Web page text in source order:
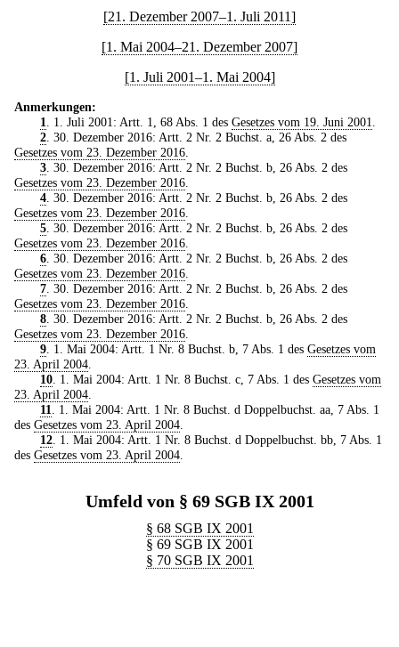
[21. Dezember 2007–1. Juli 2011]
[1. Mai 2004–21. Dezember 2007]
[1. Juli 2001–1. Mai 2004]
Anmerkungen:
1
. 1. Juli 2001: Artt. 1, 68 Abs. 1 des Gesetzes vom 19. Juni 2001
2. 30. Dezember 2016: Artt. 2 Nr. 2 Buchst. a, 26 Abs. 2 des
Gesetzes vom 23. Dezember 2016
3. 30. Dezember 2016: Artt. 2 Nr. 2 Buchst. b, 26 Abs. 2 des
Gesetzes vom 23. Dezember 2016
4. 30. Dezember 2016: Artt. 2 Nr. 2 Buchst. b, 26 Abs. 2 des
Gesetzes vom 23. Dezember 2016
5. 30. Dezember 2016: Artt. 2 Nr. 2 Buchst. b, 26 Abs. 2 des
Gesetzes vom 23. Dezember 2016
6. 30. Dezember 2016: Artt. 2 Nr. 2 Buchst. b, 26 Abs. 2 des
Gesetzes vom 23. Dezember 2016
7. 30. Dezember 2016: Artt. 2 Nr. 2 Buchst. b, 26 Abs. 2 des
Gesetzes vom 23. Dezember 2016
8. 30. Dezember 2016: Artt. 2 Nr. 2 Buchst. b, 26 Abs. 2 des
Gesetzes vom 23. Dezember 2016
9. 1. Mai 2004: Artt. 1 Nr. 8 Buchst. b, 7 Abs. 1 des Gesetzes vom
23. April 2004
10. 1. Mai 2004: Artt. 1 Nr. 8 Buchst. c, 7 Abs. 1 des Gesetzes vom
23. April 2004
11
. 1. Mai 2004: Artt. 1 Nr. 8 Buchst. d Doppelbuchst. aa, 7 Abs. 1
des Gesetzes vom 23. April 2004
12. 1. Mai 2004: Artt. 1 Nr. 8 Buchst. d Doppelbuchst. bb, 7 Abs. 1
des Gesetzes vom 23. April 2004
Umfeld von § 69 SGB IX 2001
§ 68 SGB IX 2001
§ 69 SGB IX 2001
§ 70 SGB IX 2001